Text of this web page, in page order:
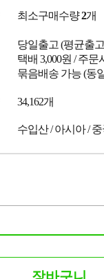
최소구매수량2개
당일출고 (평균출
택배 3,000원 / 주문
묶음배송 가능 (동
34,162개
수입산 / 아시아 /
장바구니